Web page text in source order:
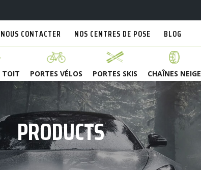
NOUS CONTACTER NOS CENTRES DE POSE BLOG
TOIT PORTES VÉLOS PORTES SKIS CHAÎNES NEIGE
PRODUCTS